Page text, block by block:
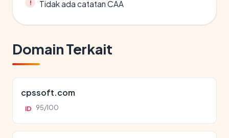
Tidak ada catatan CAA
Domain Terkait
cpssoft.com
ID 95/100